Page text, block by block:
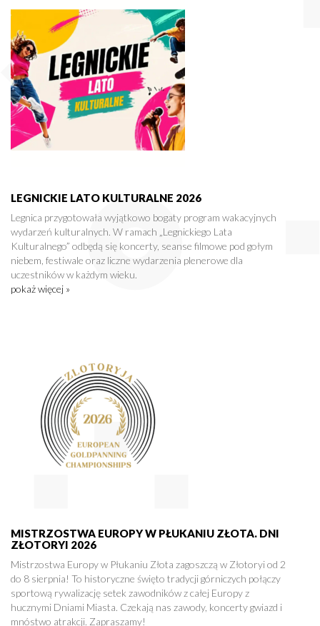
LEGNICKIE LATO KULTURALNE 2026
Legnica przygotowała wyjątkowo bogaty program wakacyjnych
wydarzeń kulturalnych. W ramach „Legnickiego Lata
Kulturalnego” odbędą się koncerty, seanse filmowe pod gołym
niebem, festiwale oraz liczne wydarzenia plenerowe dla
uczestników w każdym wieku.
pokaż więcej »
MISTRZOSTWA EUROPY W PŁUKANIU ZŁOTA. DNI
ZŁOTORYI 2026
Mistrzostwa Europy w Płukaniu Złota zagoszczą w Złotoryi od 2
do 8 sierpnia! To historyczne święto tradycji górniczych połączy
sportową rywalizację setek zawodników z całej Europy z
hucznymi Dniami Miasta. Czekają nas zawody, koncerty gwiazd i
mnóstwo atrakcji. Zapraszamy!